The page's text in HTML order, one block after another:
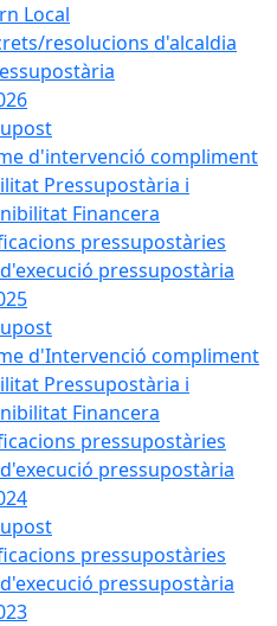
Local
resolucions d'alcaldia
d'intervenció compliment
Pressupostària i
Financera
pressupostàries
pressupostària
d'Intervenció compliment
Pressupostària i
Financera
pressupostàries
pressupostària
pressupostàries
pressupostària